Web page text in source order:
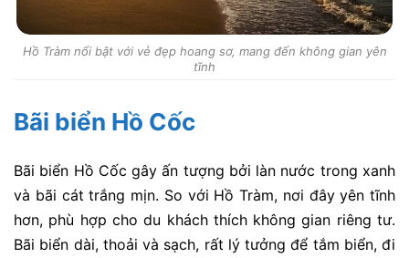
Hồ Tràm nổi bật với vẻ đẹp hoang sơ, mang đến không gian yên
tĩnh
Bãi biển Hồ Cốc
Bãi biển Hồ Cốc gây ấn tượng bởi làn nước trong xanh
và bãi cát trắng mịn. So với Hồ Tràm, nơi đây yên tĩnh
hơn, phù hợp cho du khách thích không gian riêng tư.
Bãi biển dài, thoải và sạch, rất lý tưởng để tắm biển, đi